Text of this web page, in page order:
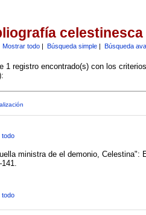
celestinesca
Mostrar todo| Búsqueda simple| Búsqueda
1 registro encontrado(s) con los
todo
ministra de el demonio,
todo